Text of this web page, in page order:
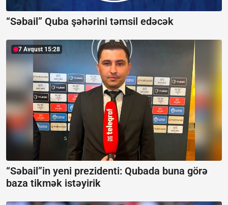
“Səbail” Quba şəhərini təmsil edəcək
7 Avqust 15:28
“Səbail”in yeni prezidenti: Qubada buna görə
baza tikmək istəyirik